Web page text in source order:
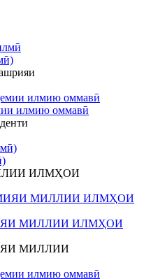
илмию оммавӣ
ИЛМҲОИ
МИЛЛИИ ИЛМҲОИ
МИЛЛИИ